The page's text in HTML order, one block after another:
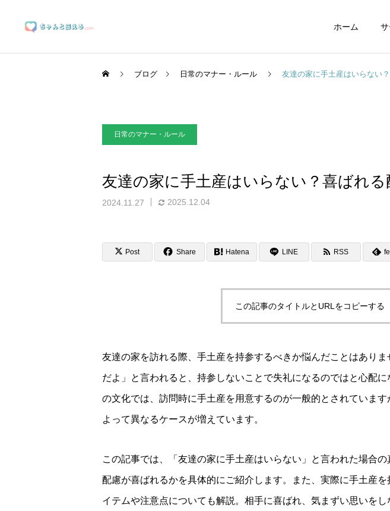
ホーム
ブランディングサポート
マーケティングサポート
ブログ 日常のマナー・ルール 友達の家に手土産はいらない
日常のマナー・ルール
友達の家に手土産はいらない？喜ばれる
2024.11.27 2025.12.04
Post Share Hatena LINE RSS
この記事のタイトルとURLをコピーする
友達の家を訪れる際、手土産を持参するべきか悩んだことはあり
だよ」と言われると、持参しないことで失礼になるのではと心配
の文化では、訪問時に手土産を用意するのが一般的とされていま
よって異なるケースが増えています。
この記事では、「友達の家に手土産はいらない」と言われた場合
配慮が喜ばれるかを具体的にご紹介します。また、実際に手土産
イテムや注意点についても解説。相手に喜ばれ、気まずい思いを